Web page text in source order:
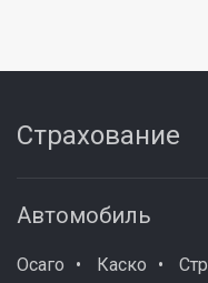
Страхование
Автомобиль
Осаго Каско